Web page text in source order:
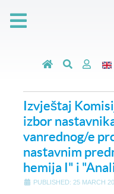
Izvještaj
izbor
vanrednog/e
nastavnim
hemija I" i
PUBLISHED: 25 MARCH